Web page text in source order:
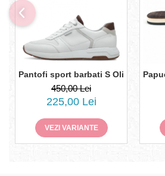
Pantofi sport barbati S Oliver5-
450,00 Lei
225,00 Lei
VEZI VARIANTE